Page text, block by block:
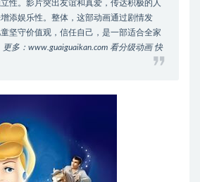
性。影片突出友谊和真爱，传达积极的人
添娱乐性。整体，这部动画通过剧情发
坚守价值观，信任自己，是一部适合全家
更多：www.guaiguaikan.com 看分级动画 快